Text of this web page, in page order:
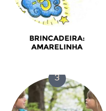
BRINCADEIRA:
AMARELINHA